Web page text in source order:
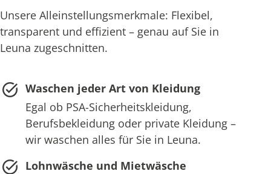
Unsere Alleinstellungsmerkmale: Flexibel,
transparent und effizient – genau auf Sie in
Leuna zugeschnitten.
Waschen jeder Art von Kleidung
Egal ob PSA-Sicherheitskleidung,
Berufsbekleidung oder private Kleidung –
wir waschen alles für Sie in Leuna.
Lohnwäsche und Mietwäsche